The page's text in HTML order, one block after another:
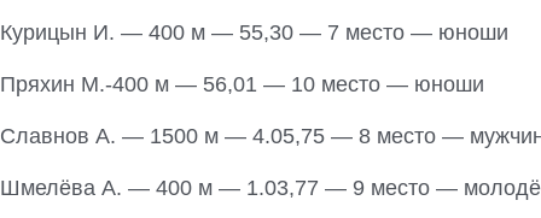
Курицын И. — 400 м — 55,30 — 7 место — юноши
Пряхин М.-400 м — 56,01 — 10 место — юноши
Славнов А. — 1500 м — 4.05,75 — 8 место —
Шмелёва А. — 400 м — 1.03,77 — 9 место —